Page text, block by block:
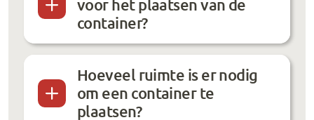
voor het plaatsen van de
container?
Hoeveel ruimte is er nodig
om een container te
plaatsen?